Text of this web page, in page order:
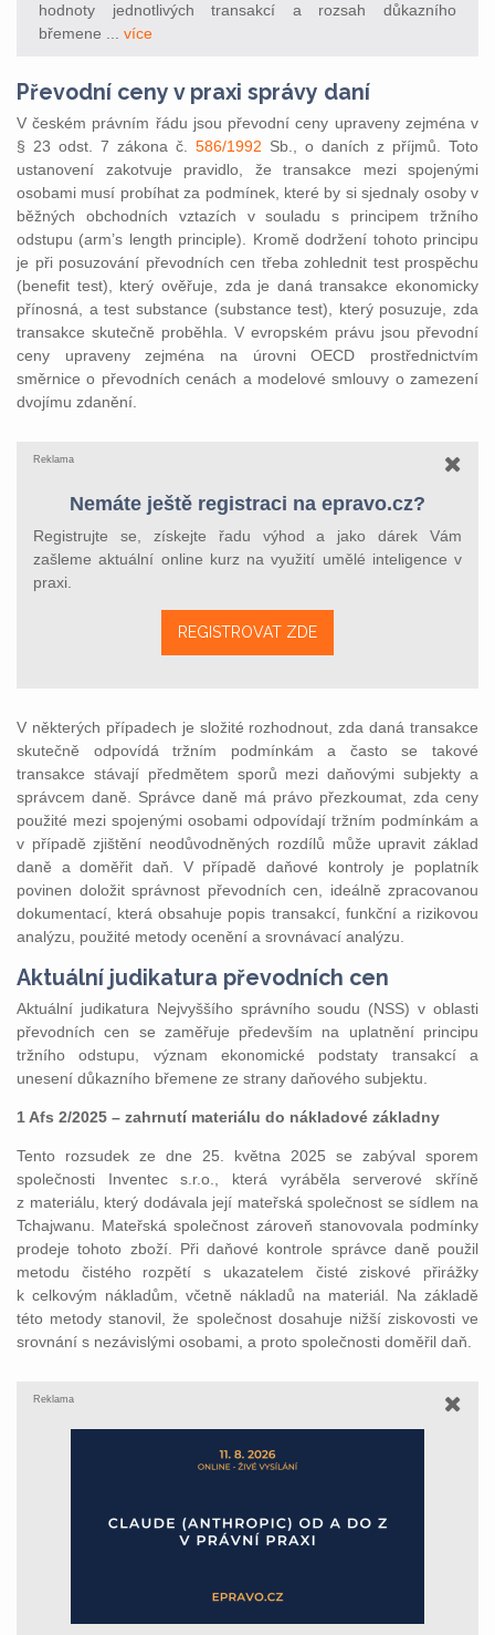
hodnoty jednotlivých transakcí a rozsah důkazního
břemene ... více
Převodní ceny v praxi správy daní
V českém právním řádu jsou převodní ceny upraveny zejména v
§ 23 odst. 7 zákona č. 586/1992 Sb., o daních z příjmů. Toto
ustanovení zakotvuje pravidlo, že transakce mezi spojenými
osobami musí probíhat za podmínek, které by si sjednaly osoby v
běžných obchodních vztazích v souladu s principem tržního
odstupu (arm’s length principle). Kromě dodržení tohoto principu
je při posuzování převodních cen třeba zohlednit test prospěchu
(benefit test), který ověřuje, zda je daná transakce ekonomicky
přínosná, a test substance (substance test), který posuzuje, zda
transakce skutečně proběhla. V evropském právu jsou převodní
ceny upraveny zejména na úrovni OECD prostřednictvím
směrnice o převodních cenách a modelové smlouvy o zamezení
dvojímu zdanění.
Reklama
Nemáte ještě registraci na epravo.cz?
Registrujte se, získejte řadu výhod a jako dárek Vám
zašleme aktuální online kurz na využití umělé inteligence v
praxi.
REGISTROVAT ZDE
V některých případech je složité rozhodnout, zda daná transakce
skutečně odpovídá tržním podmínkám a často se takové
transakce stávají předmětem sporů mezi daňovými subjekty a
správcem daně. Správce daně má právo přezkoumat, zda ceny
použité mezi spojenými osobami odpovídají tržním podmínkám a
v případě zjištění neodůvodněných rozdílů může upravit základ
daně a doměřit daň. V případě daňové kontroly je poplatník
povinen doložit správnost převodních cen, ideálně zpracovanou
dokumentací, která obsahuje popis transakcí, funkční a rizikovou
analýzu, použité metody ocenění a srovnávací analýzu.
Aktuální judikatura převodních cen
Aktuální judikatura Nejvyššího správního soudu (NSS) v oblasti
převodních cen se zaměřuje především na uplatnění principu
tržního odstupu, význam ekonomické podstaty transakcí a
unesení důkazního břemene ze strany daňového subjektu.
1 Afs 2/2025 – zahrnutí materiálu do nákladové základny
Tento rozsudek ze dne 25. května 2025 se zabýval sporem
společnosti Inventec s.r.o., která vyráběla serverové skříně
z materiálu, který dodávala její mateřská společnost se sídlem na
Tchajwanu. Mateřská společnost zároveň stanovovala podmínky
prodeje tohoto zboží. Při daňové kontrole správce daně použil
metodu čistého rozpětí s ukazatelem čisté ziskové přirážky
k celkovým nákladům, včetně nákladů na materiál. Na základě
této metody stanovil, že společnost dosahuje nižší ziskovosti ve
srovnání s nezávislými osobami, a proto společnosti doměřil daň.
Reklama